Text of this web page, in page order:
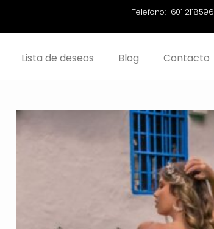
Telefono:+601 2118596
Lista de deseos Blog Contacto